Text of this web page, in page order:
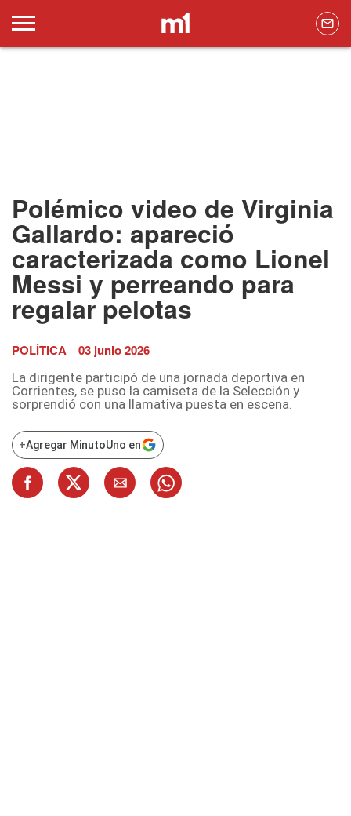
Polémico video de Virginia
Gallardo: apareció
caracterizada como Lionel
Messi y perreando para
regalar pelotas
POLÍTICA 03 junio 2026
La dirigente participó de una jornada deportiva en
Corrientes, se puso la camiseta de la Selección y
sorprendió con una llamativa puesta en escena.
+Agregar MinutoUno en